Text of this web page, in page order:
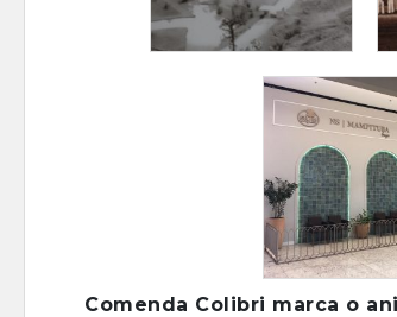
Comenda Colibri marca o